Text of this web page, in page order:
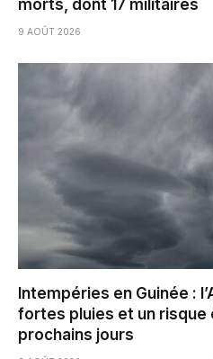
morts, dont 17 militaires
9 AOÛT 2026
Intempéries en Guinée :
fortes pluies et un risque
prochains jours